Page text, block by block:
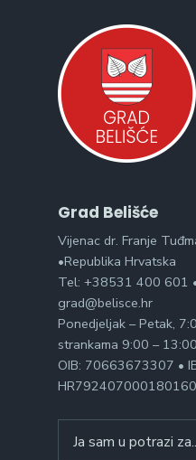
Grad Belišće
Vijenac dr. Franje
•Republika Hrvatska
Tel: +38531 400 601
grad@belisce.hr
Ponedjeljak – Petak,
strankama 9:00 – 13:00
OIB: 70663673307 •
for: